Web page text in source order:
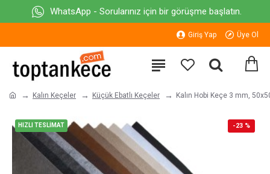
WhatsApp - Sorularınız için bir görüşme başlatın.
Giriş Yap Üye Ol
Kalın Keçeler Küçük Ebatlı Keçeler Kalın Hobi Keçe 3 mm,
HIZLI TESLİMAT -23 %